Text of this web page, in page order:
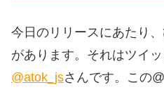
今日のリリースにあたり
があります。それはツイ
@atok_jsさんです。この